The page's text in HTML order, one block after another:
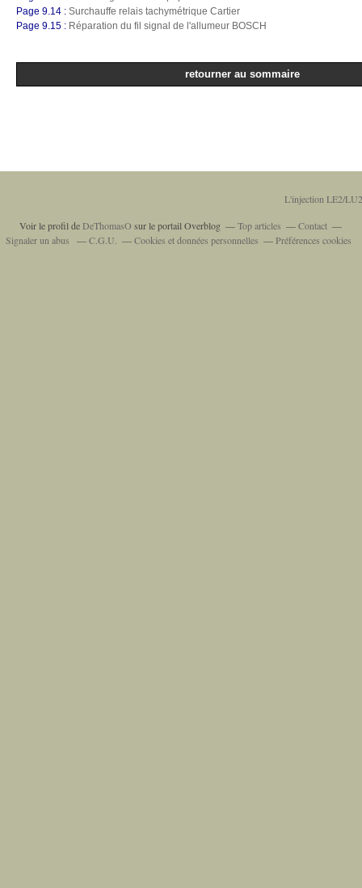
Page 9.14 : Surchauffe relais tachymétrique Cartier
Page 9.15 : Réparation du fil signal de l'allumeur BOSCH
retourner au sommaire
L'injection LE2/
Voir le profil de DeThomasO sur le portail Overblog Top articles
Contact
Signaler un abus
C.G.U. Cookies et données personnelles Préférences cookies